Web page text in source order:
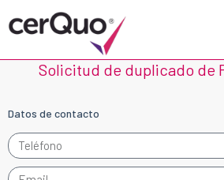
Solicitud de duplicado de
Datos de contacto